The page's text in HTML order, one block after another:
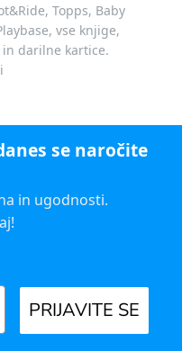
Topps, Baby
vse knjige,
in darilne kartice.
se naročite
in ugodnosti.
PRIJAVITE SE